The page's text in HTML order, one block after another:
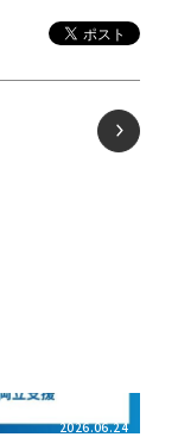
2026.06.24